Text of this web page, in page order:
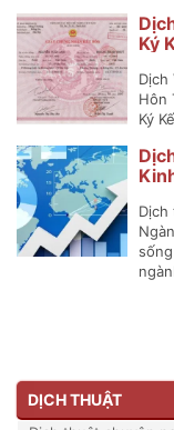
Ký
Dịch
Hôn
Ký
DỊCH THUẬT